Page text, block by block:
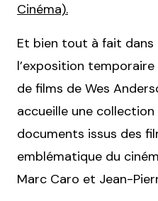
Cinéma).
Et bien tout à fait dans
l’exposition
de films de Wes
accueille une
documents issus des
emblématique du
Marc Caro et Jean-